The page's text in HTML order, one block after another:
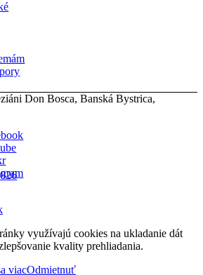
Don Bosca, Banská Bystrica,
využívajú cookies na ukladanie dát
kvality prehliadania.
viacOdmietnuť